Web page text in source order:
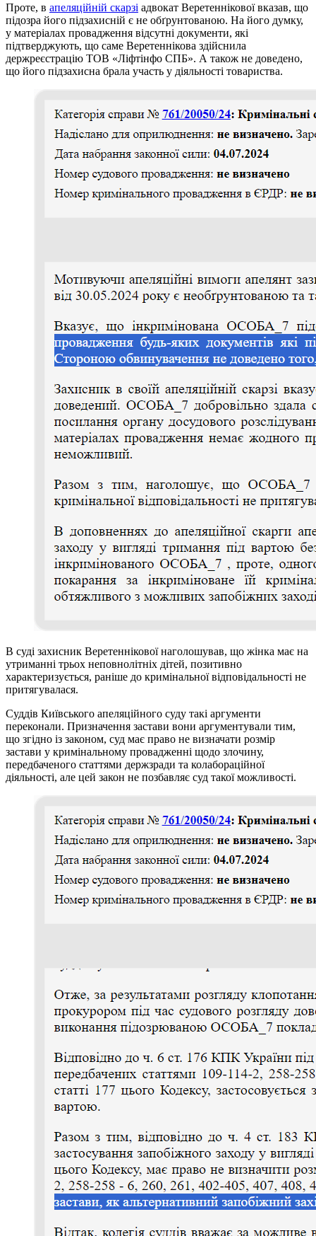
Проте, в апеляційній скарзі адвокат Веретеннікової вказав, що
підозра його підзахисній є не обґрунтованою. На його думку,
у матеріалах провадження відсутні документи, які
підтверджують, що саме Веретеннікова здійснила
держреєстрацію ТОВ «Ліфтінфо СПБ». А також не доведено,
що його підзахисна брала участь у діяльності товариства.
В суді захисник Веретеннікової наголошував, що жінка має на
утриманні трьох неповнолітніх дітей, позитивно
характеризується, раніше до кримінальної відповідальності не
притягувалася.
Суддів Київського апеляційного суду такі аргументи
переконали. Призначення застави вони аргументували тим,
що згідно із законом, суд має право не визначати розмір
застави у кримінальному провадженні щодо злочину,
передбаченого статтями держзради та колабораційної
діяльності, але цей закон не позбавляє суд такої можливості.